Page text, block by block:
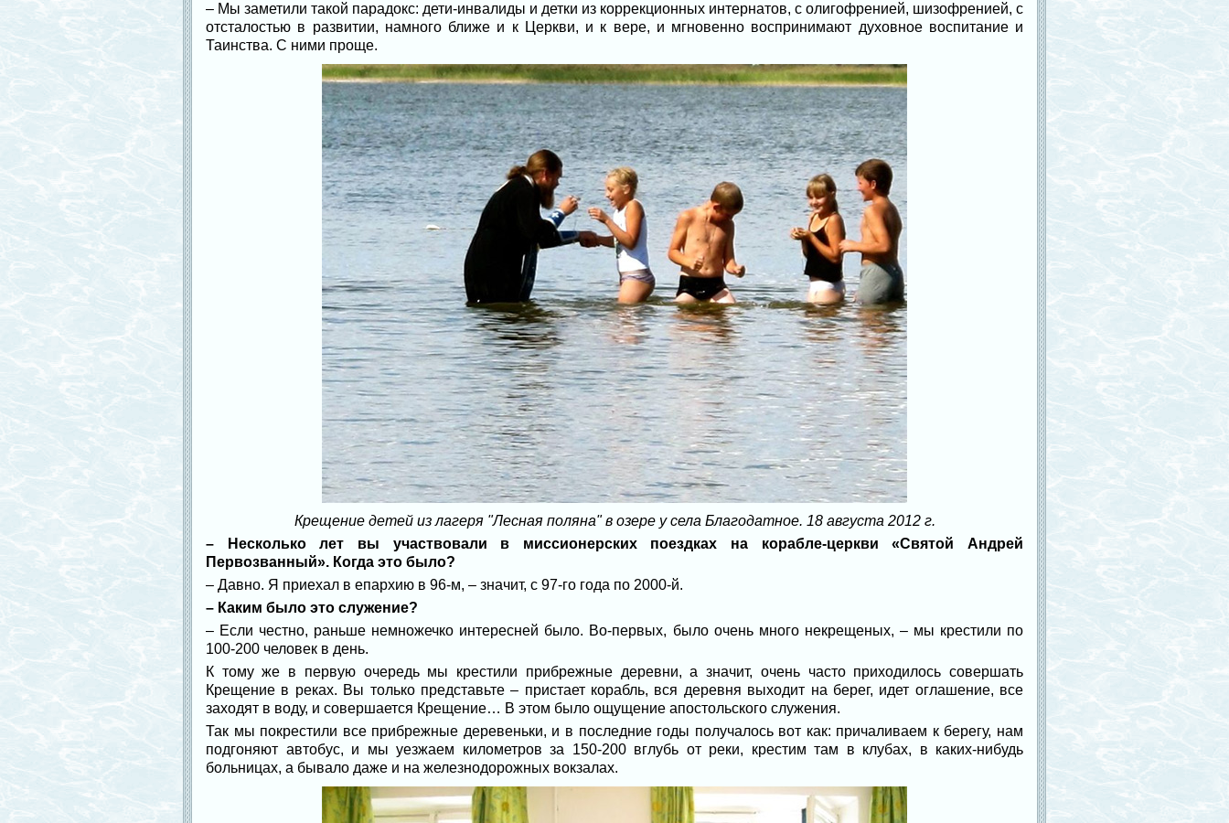
– Мы заметили такой парадокс: дети-инвалиды и детки из коррекционных интернатов, с олигофренией, шизофренией, с
отсталостью в развитии, намного ближе и к Церкви, и к вере, и мгновенно воспринимают духовное воспитание и
Таинства. С ними проще.
Крещение детей из лагеря "Лесная поляна" в озере у села Благодатное. 18 августа 2012 г.
– Несколько лет вы участвовали в миссионерских поездках на корабле-церкви «Святой Андрей
Первозванный». Когда это было?
– Давно. Я приехал в епархию в 96-м, – значит, с 97-го года по 2000-й.
– Каким было это служение?
– Если честно, раньше немножечко интересней было. Во-первых, было очень много некрещеных, – мы крестили по
100-200 человек в день.
К тому же в первую очередь мы крестили прибрежные деревни, а значит, очень часто приходилось совершать
Крещение в реках. Вы только представьте – пристает корабль, вся деревня выходит на берег, идет оглашение, все
заходят в воду, и совершается Крещение… В этом было ощущение апостольского служения.
Так мы покрестили все прибрежные деревеньки, и в последние годы получалось вот как: причаливаем к берегу, нам
подгоняют автобус, и мы уезжаем километров за 150-200 вглубь от реки, крестим там в клубах, в каких-нибудь
больницах, а бывало даже и на железнодорожных вокзалах.